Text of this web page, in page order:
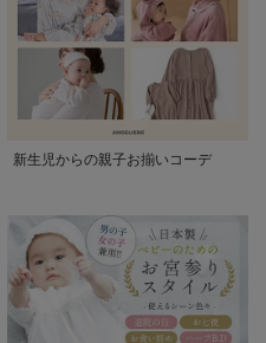
新生児からの親子お揃いコーデ